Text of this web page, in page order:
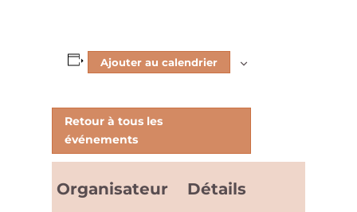
Ajouter au calendrier
Détails
Organisateur
Retour à tous les
événements